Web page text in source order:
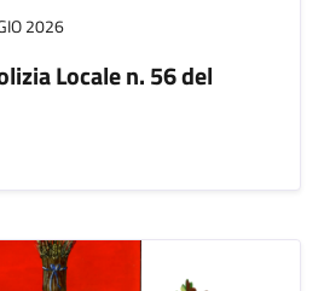
2026
Locale n. 56 del